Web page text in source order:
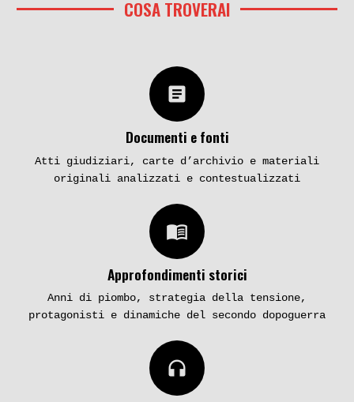
COSA TROVERAI
article
Documenti e fonti
Atti giudiziari, carte d’archivio e materiali
originali analizzati e contestualizzati
menu_book
Approfondimenti storici
Anni di piombo, strategia della tensione,
protagonisti e dinamiche del secondo dopoguerra
headphones